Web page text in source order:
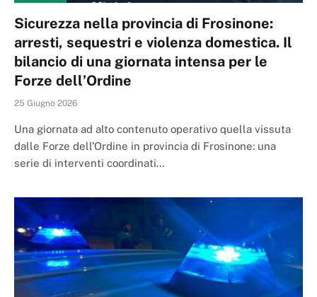
Sicurezza nella provincia di Frosinone:
arresti, sequestri e violenza domestica. Il
bilancio di una giornata intensa per le
Forze dell’Ordine
25 Giugno 2026
Una giornata ad alto contenuto operativo quella vissuta
dalle Forze dell’Ordine in provincia di Frosinone: una
serie di interventi coordinati…